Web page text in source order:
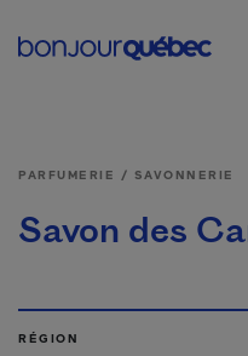
PARFUMERIE / SAVONNERIE
Savon des
RÉGION